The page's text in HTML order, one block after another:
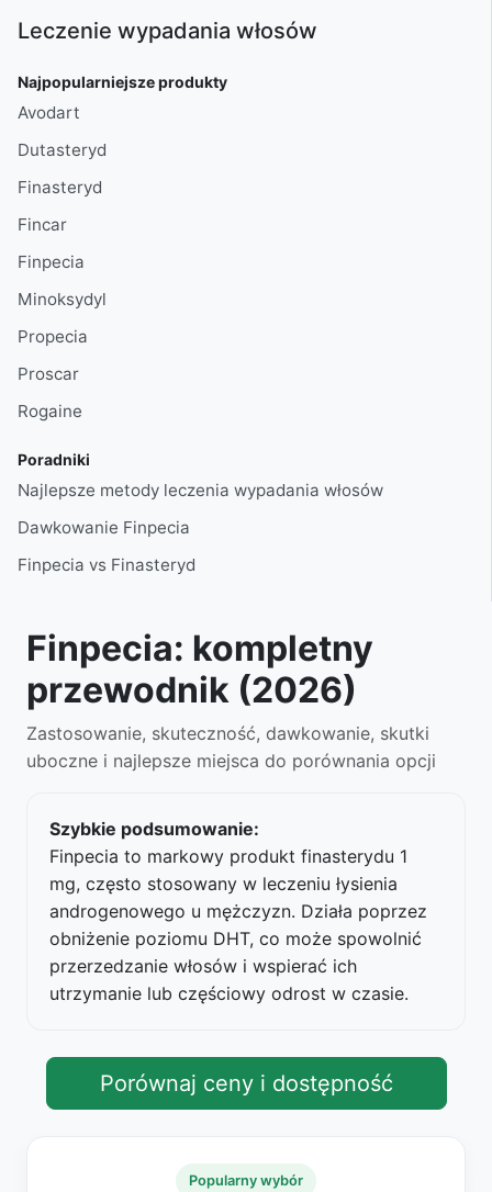
Leczenie wypadania włosów
Najpopularniejsze produkty
Avodart
Dutasteryd
Finasteryd
Fincar
Finpecia
Minoksydyl
Propecia
Proscar
Rogaine
Poradniki
Najlepsze metody leczenia wypadania włosów
Dawkowanie Finpecia
Finpecia vs Finasteryd
Finpecia: kompletny
przewodnik (2026)
Zastosowanie, skuteczność, dawkowanie, skutki
uboczne i najlepsze miejsca do porównania opcji
Szybkie podsumowanie:
Finpecia to markowy produkt finasterydu 1
mg, często stosowany w leczeniu łysienia
androgenowego u mężczyzn. Działa poprzez
obniżenie poziomu DHT, co może spowolnić
przerzedzanie włosów i wspierać ich
utrzymanie lub częściowy odrost w czasie.
Porównaj ceny i dostępność
Popularny wybór